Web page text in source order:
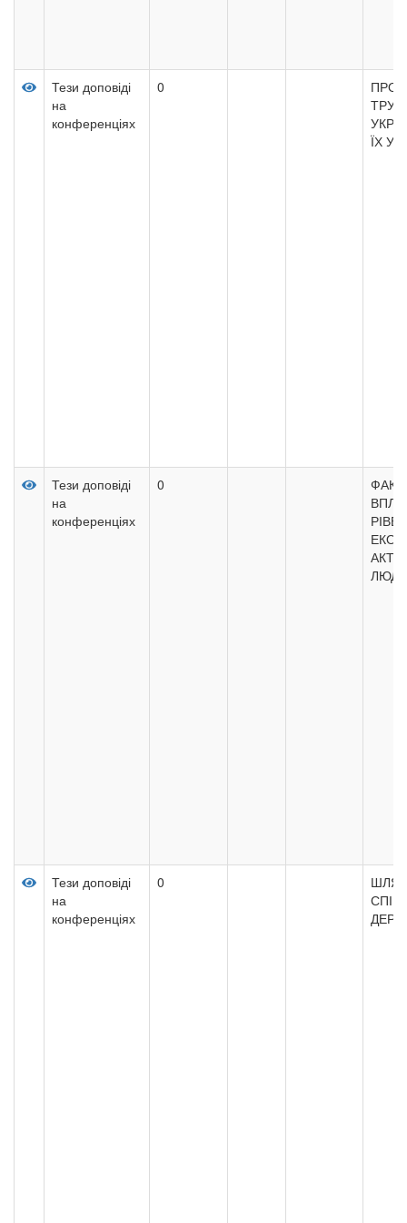
Тези доповіді
на
конференціях
0
ЇХ
Тези доповіді
на
конференціях
0
Тези доповіді
на
конференціях
0